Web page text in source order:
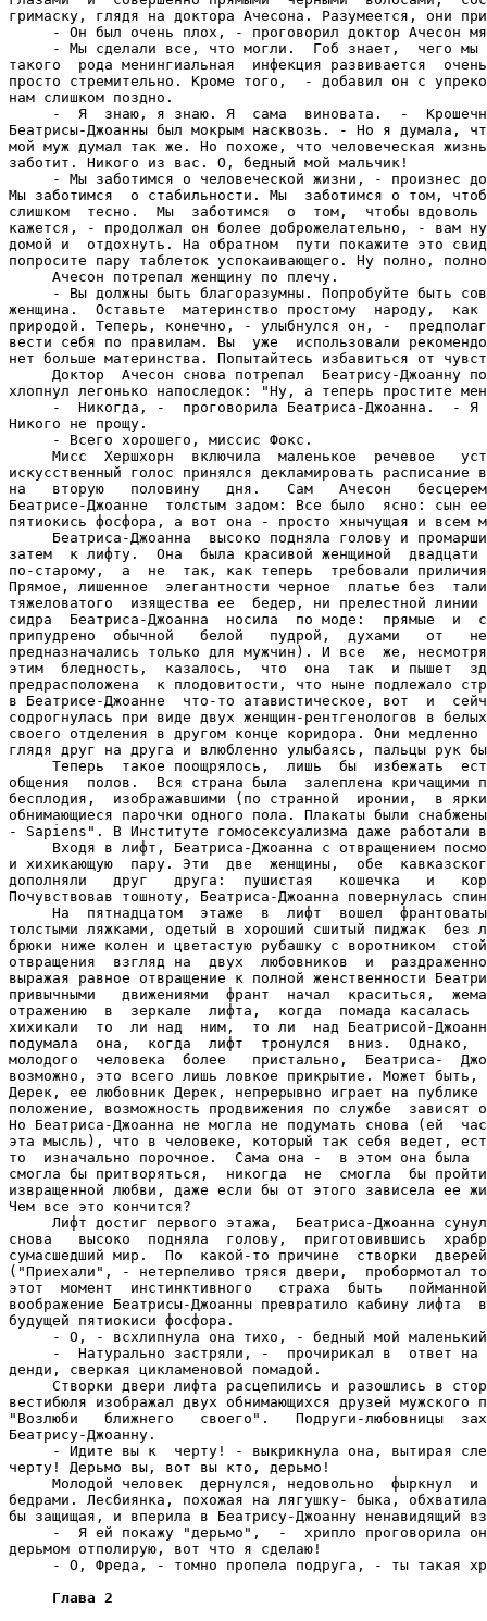
гримаску, глядя на доктора Ачесона. Разумеется, они
- Он был очень плох, - проговорил доктор Ачесон
- Мы сделали все, что могли.  Гоб знает,  чего мы
такого  рода менингиальная  инфекция развивается
просто стремительно. Кроме того,  - добавил он с
нам слишком поздно.
-  Я  знаю, я знаю. Я  сама  виновата.  -
Беатрисы-Джоанны был мокрым насквозь. - Но я думала,
мой муж думал так же. Но похоже, что человеческая
заботит. Никого из вас. О, бедный мой мальчик!
- Мы заботимся о человеческой жизни, - произнес
Мы заботимся  о стабильности. Мы  заботимся о том,
слишком  тесно.  Мы  заботимся  о  том,  чтобы вдоволь
кажется, - продолжал он более доброжелательно, - вам
домой и  отдохнуть. На обратном  пути покажите это
попросите пару таблеток успокаивающего. Ну полно,
     Ачесон потрепал женщину по плечу.
- Вы должны быть благоразумны. Попробуйте быть
женщина.  Оставьте  материнство простому  народу,
природой. Теперь, конечно, - улыбнулся он, -
вести себя по правилам. Вы  уже  использовали
нет больше материнства. Попытайтесь избавиться от
Доктор  Ачесон снова потрепал  Беатрису-Джоанну
хлопнул легонько напоследок: "Ну, а теперь простите
-  Никогда, -  проговорила Беатриса-Джоанна.  - Я
Никого не прощу.
     - Всего хорошего, миссис Фокс.
Мисс  Хершхорн  включила  маленькое  речевое
искусственный голос принялся декламировать расписание
на   вторую   половину   дня.   Сам   Ачесон
Беатрисе-Джоанне  толстым задом: Все было  ясно: сын
пятиокись фосфора, а вот она - просто хнычущая и всем
Беатриса-Джоанна  высоко подняла голову и
затем  к лифту.  Она  была красивой женщиной  двадцати
по-старому,  а  не  так, как теперь  требовали
Прямое, лишенное  элегантности черное  платье без
тяжеловатого  изящества ее  бедер, ни прелестной
сидра  Беатриса-Джоанна  носила  по моде:  прямые  и
припудрено  обычной   белой   пудрой,  духами   от
предназначались только для мужчин). И все  же,
этим  бледность,  казалось,  что  она  так  и пышет
предрасположена  к плодовитости, что ныне подлежало
в Беатрисе-Джоанне  что-то атавистическое, вот  и
содрогнулась при виде двух женщин-рентгенологов в
своего отделения в другом конце коридора. Они
глядя друг на друга и влюбленно улыбаясь, пальцы рук
Теперь  такое поощрялось,  лишь  бы  избежать
общения  полов.  Вся страна была  залеплена кричащими
бесплодия,  изображавшими (по странной  иронии,  в
обнимающиеся парочки одного пола. Плакаты были
- Sapiens". В Институте гомосексуализма даже работали
Входя в лифт, Беатриса-Джоанна с отвращением
и хихикающую  пару. Эти  две  женщины,  обе
дополняли   друг   друга:  пушистая   кошечка   и
Почувствовав тошноту, Беатриса-Джоанна повернулась
На  пятнадцатом  этаже  в  лифт  вошел
толстыми ляжками, одетый в хороший сшитый пиджак  без
брюки ниже колен и цветастую рубашку с воротником
отвращения  взгляд на  двух  любовников  и
выражая равное отвращение к полной женственности
привычными   движениями  франт  начал  краситься,
отражению  в  зеркале  лифта,  когда  помада касалась
хихикали  то  ли над  ним,  то ли  над Беатрисой-
подумала  она,  когда  лифт  тронулся  вниз.  Однако,
молодого  человека  более   пристально,  Беатриса-
возможно, это всего лишь ловкое прикрытие. Может
Дерек, ее любовник Дерек, непрерывно играет на
положение, возможность продвижения по службе  зависят
Но Беатриса-Джоанна не могла не подумать снова (ей
эта мысль), что в человеке, который так себя ведет,
то  изначально порочное.  Сама она -  в этом она была
смогла бы притворяться,  никогда  не  смогла  бы
извращенной любви, даже если бы от этого зависела ее
Чем все это кончится?
Лифт достиг первого этажа,  Беатриса-Джоанна
снова   высоко  подняла  голову,  приготовившись
сумасшедший мир.  По  какой-то причине  створки
("Приехали", - нетерпеливо тряся двери,  пробормотал
этот  момент  инстинктивного   страха  быть
воображение Беатрисы-Джоанны превратило кабину лифта
будущей пятиокиси фосфора.
- О, - всхлипнула она тихо, - бедный мой
-  Натурально застряли, -  прочирикал в  ответ на
денди, сверкая цикламеновой помадой.
Створки двери лифта расцепились и разошлись в
вестибюля изображал двух обнимающихся друзей мужского
"Возлюби   ближнего   своего".   Подруги-любовницы
Беатрису-Джоанну.
- Идите вы к  черту! - выкрикнула она, вытирая
черту! Дерьмо вы, вот вы кто, дерьмо!
Молодой человек  дернулся, недовольно  фыркнул  и
бедрами. Лесбиянка, похожая на лягушку- быка,
бы защищая, и вперила в Беатрису-Джоанну ненавидящий
-  Я ей покажу "дерьмо",  -  хрипло проговорила
дерьмом отполирую, вот что я сделаю!
- О, Фреда, - томно пропела подруга, - ты такая
Глава 2